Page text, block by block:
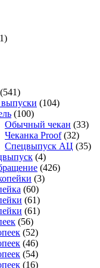
(541)
(104)
(100)
Обычный чекан (33)
Чеканка Proof(32)
Спецвыпуск АЦ (35)
(4)
(426)
(3)
(60)
(61)
(61)
(56)
(52)
(46)
(54)
(16)